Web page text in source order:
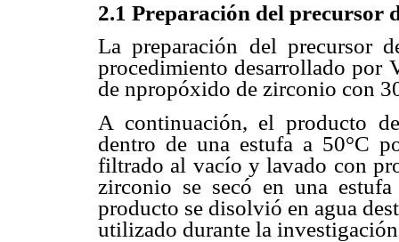
2.1 Preparación del precursor
La preparación del precursor
procedimiento desarrollado por
de npropóxido de zirconio con
A continuación, el producto
dentro de una estufa a 50°C
filtrado al vacío y lavado con
zirconio se secó en una
producto se disolvió en agua
utilizado durante la